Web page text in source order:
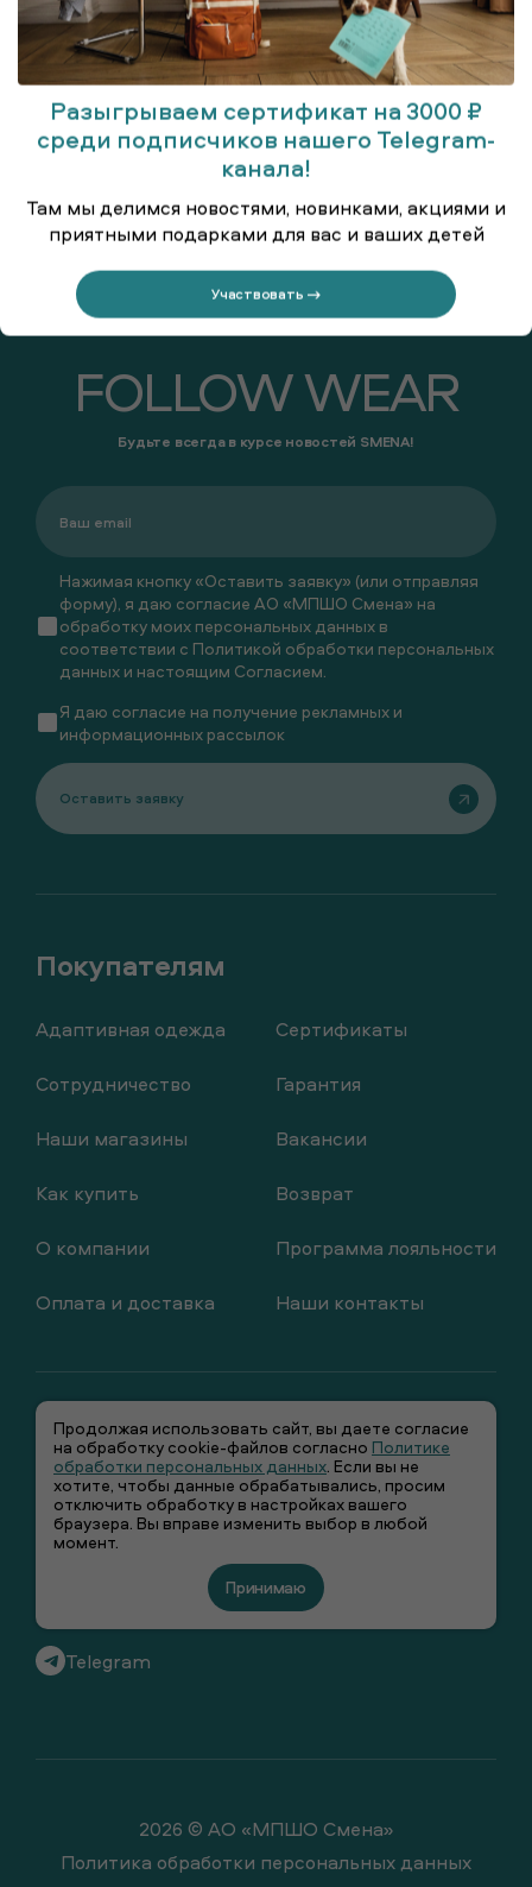
Блузка для старшеклассниц
Адаптивная одежда
Сотрудничество
Наши магазины
Как купить
О компании
Оплата и доставка
Сертификаты
Гарантия
Вакансии
Возврат
Программа лояльности
Наши контакты
+7 (495) 66-00-106
info@smenawear.ru
Telegram
FOLLOW WEAR
Будьте всегда в курсе новостей SMENA!
Нажимая кнопку «Оставить заявку» (или отправляя
форму), я даю согласие АО «МПШО Смена» на
обработку моих персональных данных в
соответствии с Политикой обработки персональных
данных и настоящим Согласием.
Я даю согласие на получение рекламных и
информационных рассылок
Оставить заявку
2026 © АО «МПШО Смена»
Политика обработки персональных данных
Разыгрываем сертификат на 3000 ₽
среди подписчиков нашего Telegram-
канала!
Там мы делимся новостями, новинками, акциями и
приятными подарками для вас и ваших детей
Участвовать →
Продолжая использовать сайт, вы даете согласие
на обработку cookie-файлов согласно Политике
обработки персональных данных. Если вы не
хотите, чтобы данные обрабатывались, просим
отключить обработку в настройках вашего
браузера. Вы вправе изменить выбор в любой
момент.
Принимаю